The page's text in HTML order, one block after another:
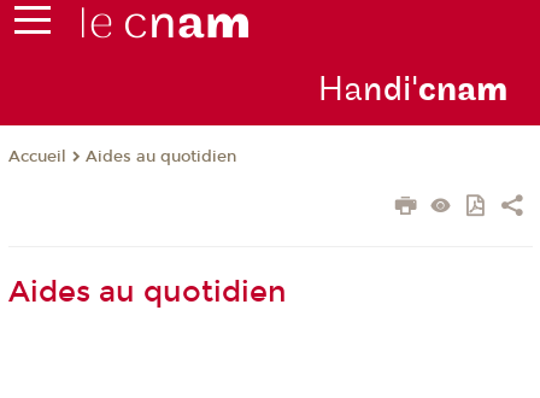
Handi'cnam
Accueil Aides au quotidien
Aides au quotidien